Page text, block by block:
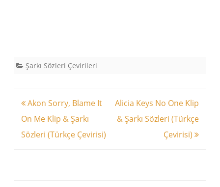
Şarkı Sözleri Çevirileri
Yazı
dolaşımı
Akon Sorry, Blame It
On Me Klip & Şarkı
Sözleri (Türkçe Çevirisi)
Alicia Keys No One Klip
& Şarkı Sözleri (Türkçe
Çevirisi)